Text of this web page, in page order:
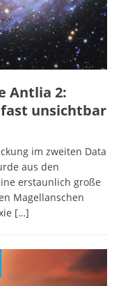
Antlia 2:
unsichtbar
im zweiten Data
aus den
erstaunlich große
Magellanschen
[…]